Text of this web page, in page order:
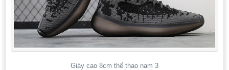
Giày cao 8cm thể thao nam 3